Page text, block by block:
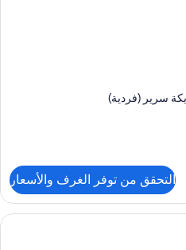
سرير (فردية)
التحقق من توفر الغرف والأسعار
أغطية فراش متميزة وميني بار وخزنة